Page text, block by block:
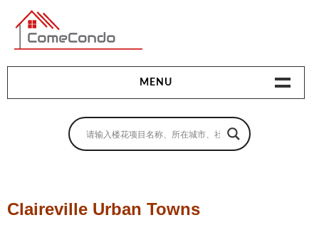
多伦多最新最全的楼花搜索引擎
MENU
地产相关
卖房指南
Claireville Urban Towns